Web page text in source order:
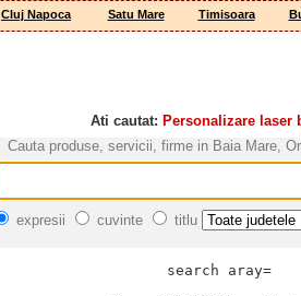
Cluj Napoca Satu Mare Timisoara
Ati cautat: Personalizare laser
Cauta produse, servicii, firme in Baia Mare,
expresii cuvinte titlu
search aray=